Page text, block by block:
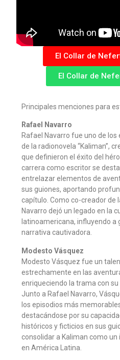
El Collar de
El Collar de
Principales menciones para
Rafael Navarro
Rafael Navarro fue uno de
de la radionovela “Kaliman”,
que definieron el éxito del
carrera como escritor se
entrelazar elementos de
sus guiones, aportando
capítulo. Como co-creador de
Navarro dejó un legado en la
latinoamericana, influyendo a
narrativa cautivadora.
Modesto Vásquez
Modesto Vásquez fue un
estrechamente en las
enriqueciendo la trama con
Junto a Rafael Navarro,
los episodios más
destacándose por su
históricos y ficticios en sus
consolidar a Kaliman como
en América Latina.